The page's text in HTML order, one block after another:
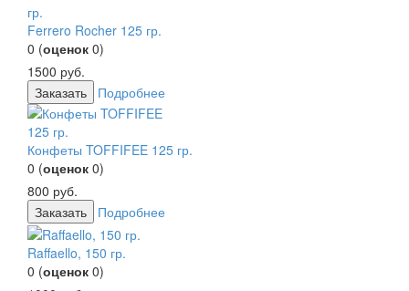
Ferrero Rocher 125 гр.
0 (оценок 0)
1500 руб.
Заказать
Подробнее
Конфеты TOFFIFEE 125 гр.
0 (оценок 0)
800 руб.
Заказать
Подробнее
Raffaello, 150 гр.
0 (оценок 0)